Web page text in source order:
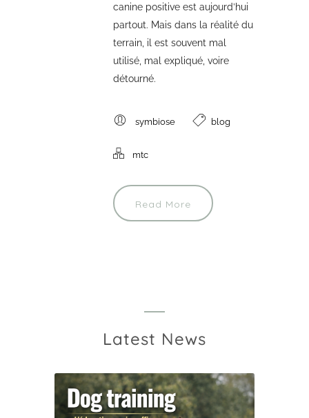
canine positive est aujourd’hui
partout. Mais dans la réalité du
terrain, il est souvent mal
utilisé, mal expliqué, voire
détourné.
symbiose blog
mtc
Read More
Latest News